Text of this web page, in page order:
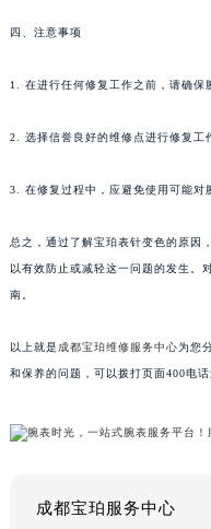
四、注意事项
1. 在进行任何修复工作之前，请确保
2. 选择信誉良好的维修点进行修复工
3. 在修复过程中，应避免使用可能对
总之，通过了解宝珀表针变色的原因
以有效防止或减轻这一问题的发生。
南。
以上就是 成都宝珀维修服务中心为您
和保养的问题，可以拨打页面400电
成都宝珀服务中心